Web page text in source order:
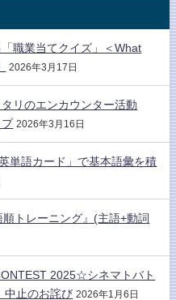
職業当てクイズ」＜What
2026年3月17日
リのエンカウンター活動
プ 2026年3月16日
単語カード」で基本語彙を積
トレーニング』(主語+動詞
2025☆シネマトバト
中止のお詫び 2026年1月6日